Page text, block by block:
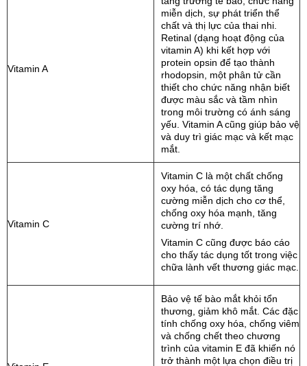
Vitamin A
miễn dịch, sự phát triển thể
chất và thị lực của thai nhi.
Retinal (dạng hoạt động của
vitamin A) khi kết hợp với
protein opsin để tạo thành
rhodopsin, một phân tử cần
thiết cho chức năng nhận biết
được màu sắc và tầm nhìn
trong môi trường có ánh sáng
yếu. Vitamin A cũng giúp bảo vệ
và duy trì giác mạc và kết mạc
mắt.
Vitamin C
Vitamin C là một chất chống
oxy hóa, có tác dụng tăng
cường miễn dịch cho cơ thể,
chống oxy hóa mạnh, tăng
cường trí nhớ.
Vitamin C cũng được báo cáo
cho thấy tác dụng tốt trong việc
chữa lành vết thương giác mạc.
Bảo vệ tế bào mắt khỏi tổn
thương, giảm khô mắt. Các đặc
tính chống oxy hóa, chống viêm
và chống chết theo chương
trình của vitamin E đã khiến nó
trở thành một lựa chọn điều trị